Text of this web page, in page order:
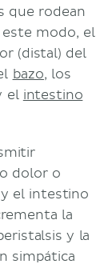
que rodean
este modo, el
(distal) del
bazo, los
el intestino
dolor o
el intestino
la
y la
simpática